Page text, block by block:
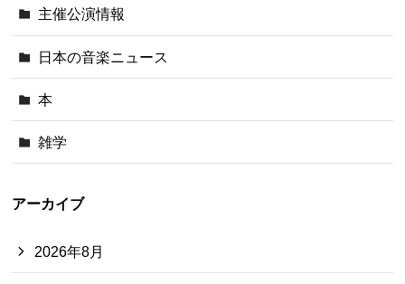
主催公演情報
日本の音楽ニュース
本
雑学
アーカイブ
2026年8月